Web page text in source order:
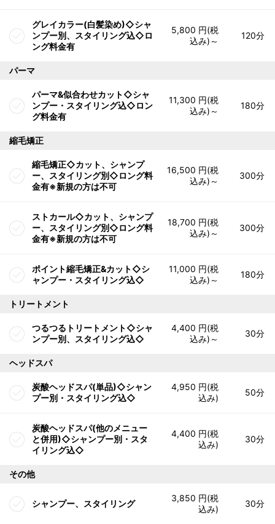
グレイカラー(白髪染め)◇シャ
ンプー別、スタイリング込◇ロ
ング料金有
5,800 円(税
込み)～
120分
パーマ
パーマ&似合わせカット◇シャ
ンプー・スタイリング込◇ロン
グ料金有
11,300 円(税
込み)～
180分
縮毛矯正
縮毛矯正◇カット、シャンプ
ー、スタイリング別◇ロング料
金有※新規の方は不可
16,500 円(税
込み)～
300分
ストカール◇カット、シャンプ
ー、スタイリング別◇ロング料
金有※新規の方は不可
18,700 円(税
込み)～
300分
ポイント縮毛矯正&カット◇シ
ャンプー・スタイリング込◇
11,000 円(税
込み)～
180分
トリートメント
つるつるトリートメント◇シャ
ンプー別、スタイリング込◇
4,400 円(税
込み)～
30分
ヘッドスパ
炭酸ヘッドスパ(単品)◇シャン
プー別・スタイリング込◇
4,950 円(税
込み)
50分
炭酸ヘッドスパ(他のメニュー
と併用)◇シャンプー別・スタ
イリング込◇
4,400 円(税
込み)
30分
その他
シャンプー、スタイリング
3,850 円(税
込み)
30分